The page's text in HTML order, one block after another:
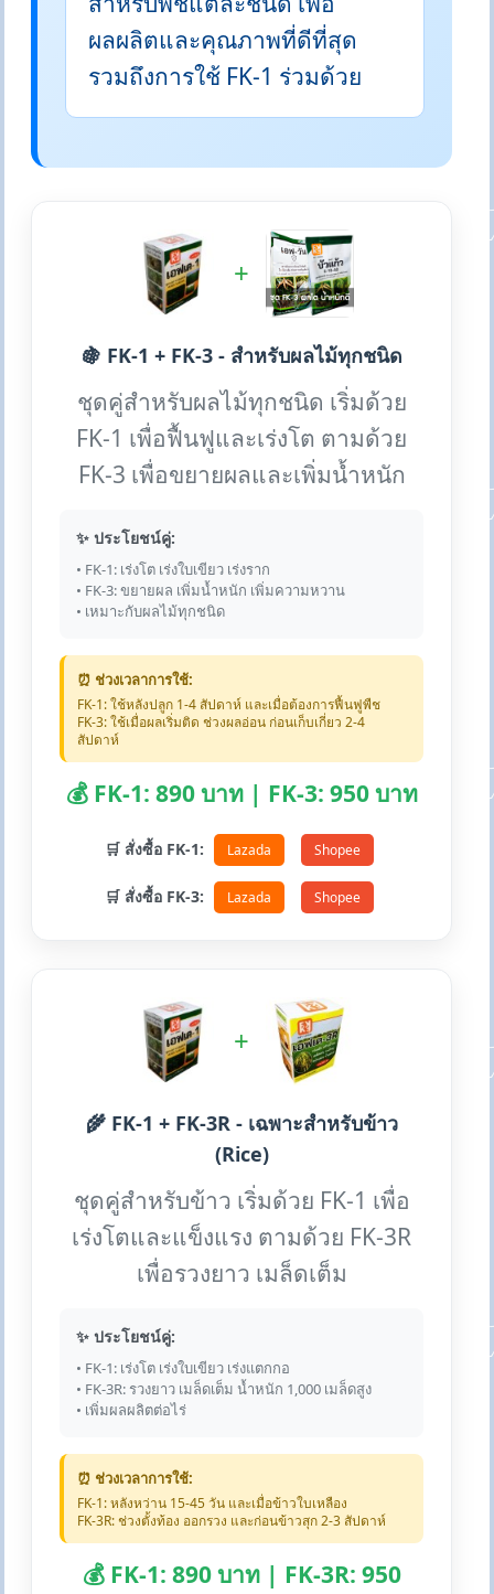
ผลผลิตและคุณภาพที่ดีที่สุด
รวมถึงการใช้ FK-1 ร่วมด้วย
+
🍇 FK-1 + FK-3 - สำหรับผลไม้ทุกชนิด
ชุดคู่สำหรับผลไม้ทุกชนิด เริ่มด้วย
FK-1 เพื่อฟื้นฟูและเร่งโต ตามด้วย
FK-3 เพื่อขยายผลและเพิ่มน้ำหนัก
✨ ประโยชน์คู่:
• FK-1: เร่งโต เร่งใบเขียว เร่งราก
• FK-3: ขยายผล เพิ่มน้ำหนัก เพิ่มความหวาน
• เหมาะกับผลไม้ทุกชนิด
⏰ ช่วงเวลาการใช้:
FK-1: ใช้หลังปลูก 1-4 สัปดาห์ และเมื่อต้องการฟื้นฟูพืช
FK-3: ใช้เมื่อผลเริ่มติด ช่วงผลอ่อน ก่อนเก็บเกี่ยว 2-4
สัปดาห์
💰 FK-1: 890 บาท | FK-3: 950 บาท
🛒 สั่งซื้อ FK-1: Lazada Shopee
🛒 สั่งซื้อ FK-3: Lazada Shopee
+
🌾 FK-1 + FK-3R - เฉพาะสำหรับข้าว
(Rice)
ชุดคู่สำหรับข้าว เริ่มด้วย FK-1 เพื่อ
เร่งโตและแข็งแรง ตามด้วย FK-3R
เพื่อรวงยาว เมล็ดเต็ม
✨ ประโยชน์คู่:
• FK-1: เร่งโต เร่งใบเขียว เร่งแตกกอ
• FK-3R: รวงยาว เมล็ดเต็ม น้ำหนัก 1,000 เมล็ดสูง
• เพิ่มผลผลิตต่อไร่
⏰ ช่วงเวลาการใช้:
FK-1: หลังหว่าน 15-45 วัน และเมื่อข้าวใบเหลือง
FK-3R: ช่วงตั้งท้อง ออกรวง และก่อนข้าวสุก 2-3 สัปดาห์
💰 FK-1: 890 บาท | FK-3R: 950